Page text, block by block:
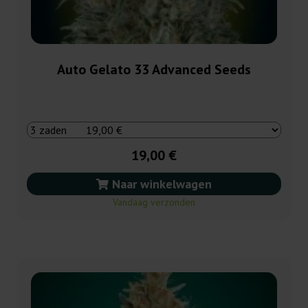
Auto Gelato 33 Advanced Seeds
19,00 €
Naar winkelwagen
Vandaag verzonden